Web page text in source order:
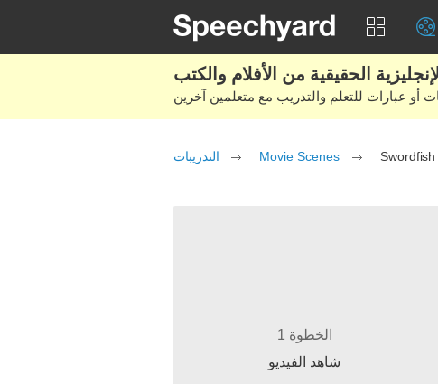
التدريبات Movie Scenes Swordfish
الخطوة 1
شاهد الفيديو